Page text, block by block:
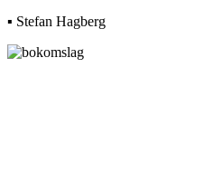
▪ Stefan Hagberg